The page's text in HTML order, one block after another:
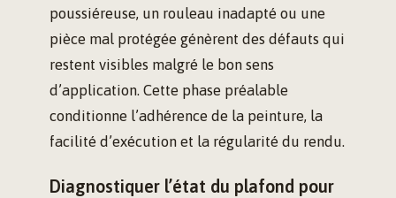
poussiéreuse, un rouleau inadapté ou une
pièce mal protégée génèrent des défauts qui
restent visibles malgré le bon sens
d’application. Cette phase préalable
conditionne l’adhérence de la peinture, la
facilité d’exécution et la régularité du rendu.
Diagnostiquer l’état du plafond pour